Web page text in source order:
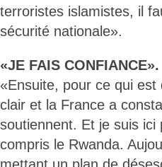
terroristes islamistes, il
sécurité nationale».
«JE FAIS CONFIANCE».
«Ensuite, pour ce qui
clair et la France a
soutiennent. Et je suis
compris le Rwanda.